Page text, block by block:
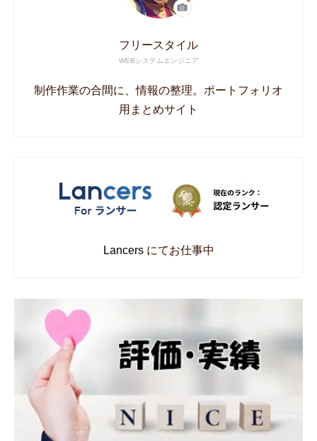
フリースタイル
WEBシステムエンジニア
制作作業の合間に、情報の整理。ポートフォリオ
用まとめサイト
Lancersにてお仕事中